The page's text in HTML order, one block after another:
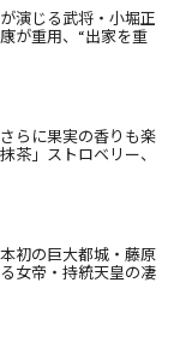
演じる武将・小堀正
が重用、“出家を重
らに果実の香りも楽
茶」ストロベリー、
初の巨大都城・藤原
女帝・持統天皇の凄